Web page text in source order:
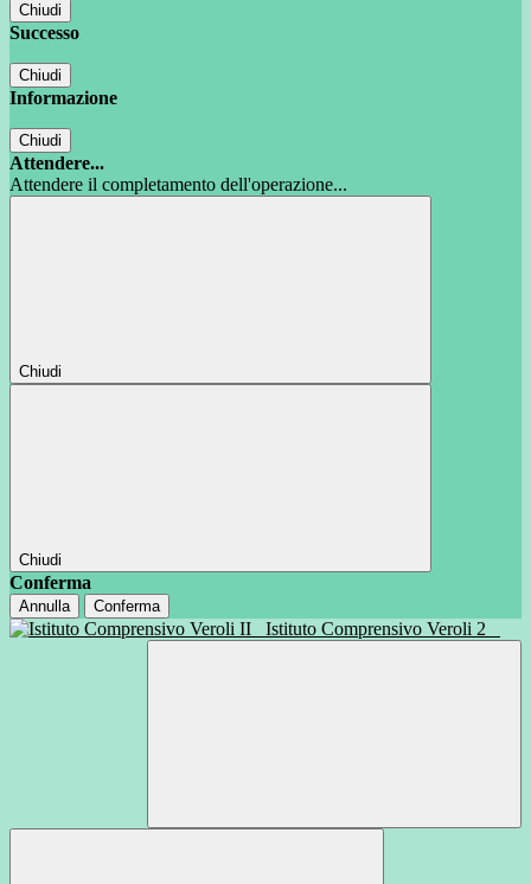
Chiudi
Successo
Chiudi
Informazione
Chiudi
Attendere...
Attendere il completamento dell'operazione...
Chiudi
Chiudi
Conferma
Annulla Conferma
Istituto Comprensivo Veroli 2